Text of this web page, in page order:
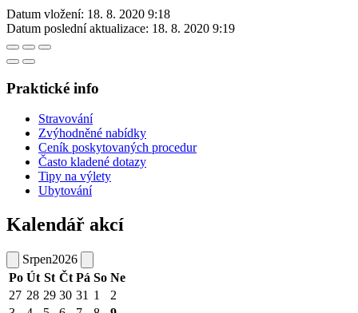
Datum vložení: 18. 8. 2020 9:18
Datum poslední aktualizace: 18. 8. 2020 9:19
Praktické info
Stravování
Zvýhodněné nabídky
Ceník poskytovaných procedur
Často kladené dotazy
Tipy na výlety
Ubytování
Kalendář akcí
Srpen2026
Po Út St Čt Pá So Ne
27 28 29 30 31 1
2